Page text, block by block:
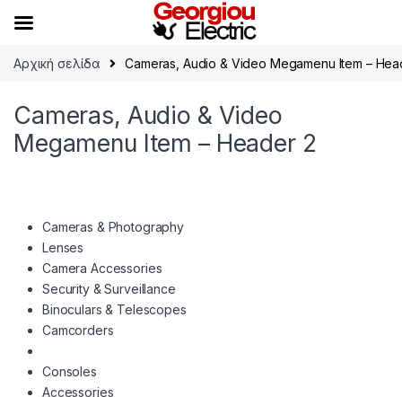
Αρχική σελίδα Cameras, Audio & Video Megamenu Item –
Cameras, Audio & Video
Megamenu Item – Header 2
Cameras & Photography
Lenses
Camera Accessories
Security & Surveillance
Binoculars & Telescopes
Camcorders
Consoles
Accessories